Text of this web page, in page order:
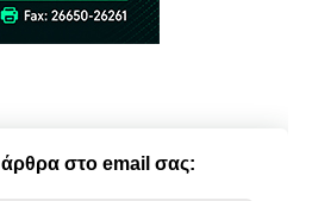
στο email σας: